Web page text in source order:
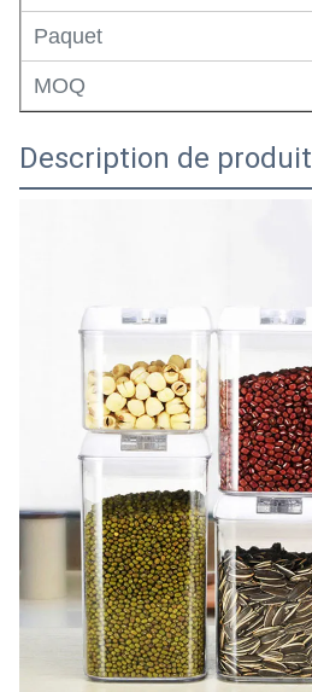
Paquet
MOQ
Description de produit